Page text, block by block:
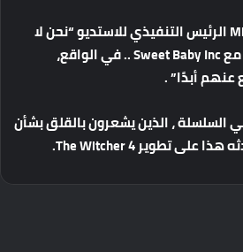
الرئيسالتنفيذيللاستديو“نحنلا
مع فيالواقع،
عنهمأبدًا” .
السلسلة،الذينيشعرونبالقلقبشأن
هذاعلىتطوير